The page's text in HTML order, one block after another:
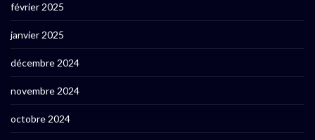
février 2025
janvier 2025
décembre 2024
novembre 2024
octobre 2024